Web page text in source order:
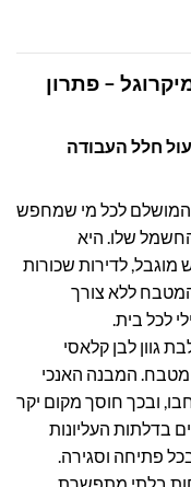
– פתרון
חלל העבודה
המושלם לכל מי שמחפש
שלו. היא
לדירות שכורות
המטבח ללא צורך
לכל בית.
גוון לבן קלאסי
המבנה האנכי
ובכך חוסך מקום יקר
בדלתות העליונות
פתיחה וסגירה.